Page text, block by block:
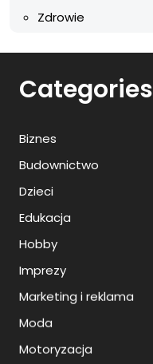
Zdrowie
Categories
Biznes
Budownictwo
Dzieci
Edukacja
Hobby
Imprezy
Marketing i reklama
Moda
Motoryzacja